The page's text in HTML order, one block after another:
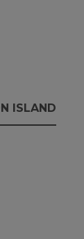
ISLAND